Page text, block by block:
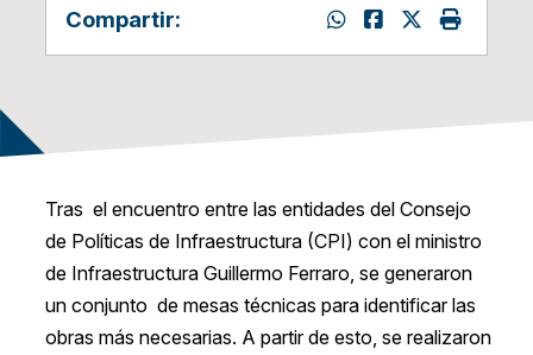
Compartir:
Tras el encuentro entre las entidades del Consejo
de Políticas de Infraestructura (CPI) con el ministro
de Infraestructura Guillermo Ferraro, se generaron
un conjunto de mesas técnicas para identificar las
obras más necesarias. A partir de esto, se realizaron